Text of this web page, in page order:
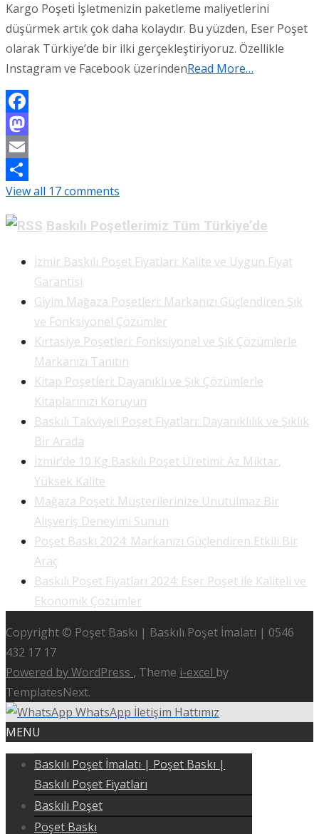
Kargo Poşeti İşletmenizin paketleme maliyetlerini
düşürmek artık çok daha kolaydır. Bu yüzden, Eser Poşet
olarak Türkiye’de bir ilki gerçekleştiriyoruz. Özellikle
Instagram ve Facebook üzerindenRead More…
Facebook
Mastodon
Email
Share
View all 17 comments
Baskılı Poşetlerimiz Tüm Türkiye’de
İzmir Baskılı Poşet Fiyatları: Kalite ve Uygun Fiyat
Garantisi
Giyim Mağaza Poşetleri: Markanızı Güçlendiren Şık
ve Fonksiyonel Çözümler
Kırtasiye Poşetleri: Fonksiyonel ve Şık Çözümlerle
Markanızı Tanıtın
Kitap Poşetleri: Dayanıklı ve Şık Çözümlerle
Kitaplarınızı Koruyun
Baskılı Takviyeli Poşet Fiyatları: Dayanıklılık ve Şıklık
Bir Arada
İzmir’de 10 Kg Baskılı Poşet Üretimi: Az Miktar,
Yüksek Kalite
Mağaza Poşeti: Müşterilerinize Unutulmaz Bir
Alışveriş Deneyimi Sunun
Poşet Baskı 2024: Markanızı Güçlendiren Etkili Bir
Araç
Baskılı Poşet Fiyatları 2024: Eser Poşet ile Kaliteli ve
Ekonomik Çözümler
Copyright © Poşet Baskı | Baskılı Poşet İmalatı | 0546
432 17 17
Powered by WordPress , Theme i-excel by
TemplatesNext.
WhatsApp İletişim Hattımız
MENU
Baskılı Poşet İmalatı | Poşet Baskı |
Baskılı Poşet Fiyatları
Baskılı Poşet
Poşet Baskı